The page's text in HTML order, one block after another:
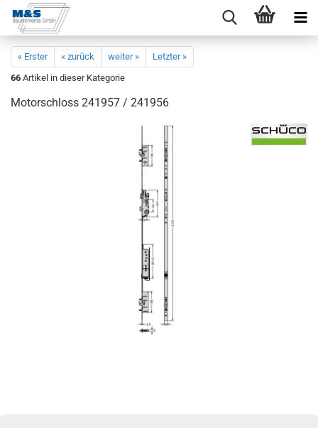
« Erster « zurück weiter »
Letzter »
66 Artikel in dieser Kategorie
Mo­tor­schloss 241957 / 241956